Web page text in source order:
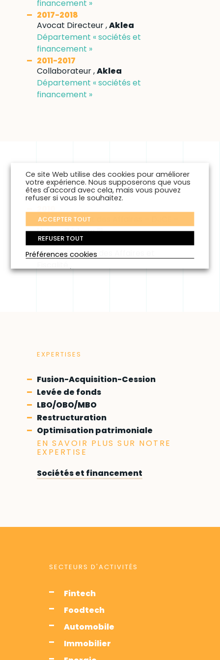
financement »
2017-2018
Avocat Directeur ,Aklea
Département « sociétés et
financement »
2011-2017
Collaborateur ,Aklea
Département « sociétés et
financement »
FORMATIONS
2010
D.E.S.S. de Droit des Affaires – DJCE –
Université Lyon III ,
2010
Master II « Droit des Affaires et
EXPERTISES
Fusion-Acquisition-Cession
Levée de fonds
LBO/OBO/MBO
Restructuration
Optimisation patrimoniale
EN SAVOIR PLUS SUR NOTRE
EXPERTISE
Sociétés et financement
SECTEURS D'ACTIVITÉS
Fintech
Foodtech
Automobile
Immobilier
Ce site Web utilise des cookies pour améliorer
votre expérience. Nous supposerons que vous
êtes d'accord avec cela, mais vous pouvez
refuser si vous le souhaitez.
ACCEPTER TOUT
REFUSER TOUT
Préférences cookies